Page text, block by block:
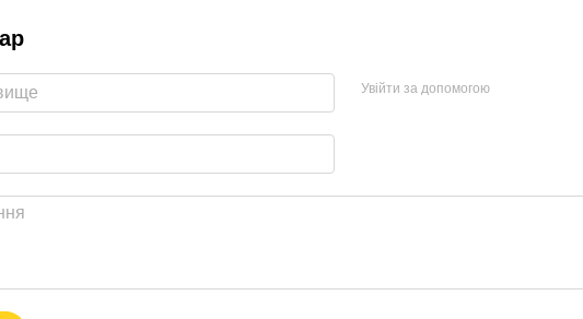
Увійти за допомогою